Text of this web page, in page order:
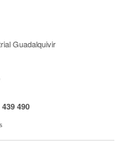
Guadalquivir
439 490